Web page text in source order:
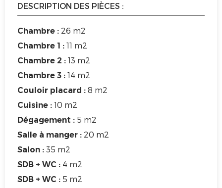
DESCRIPTION DES PIÈCES :
Chambre : 26 m2
Chambre 1 : 11 m2
Chambre 2 : 13 m2
Chambre 3 : 14 m2
Couloir placard : 8 m2
Cuisine : 10 m2
Dégagement : 5 m2
Salle à manger : 20 m2
Salon : 35 m2
SDB + WC : 4 m2
SDB + WC : 5 m2